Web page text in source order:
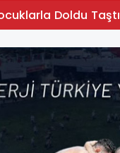
Doldu Taştı